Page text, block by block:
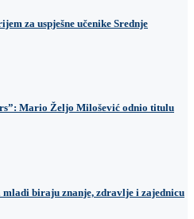
za uspješne učenike Srednje
Mario Željo Milošević odnio titulu
mladi biraju znanje, zdravlje i zajednicu